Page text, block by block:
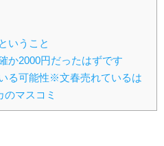
いうこと
か2000円だったはずです
る可能性※文春売れているは
マスコミ